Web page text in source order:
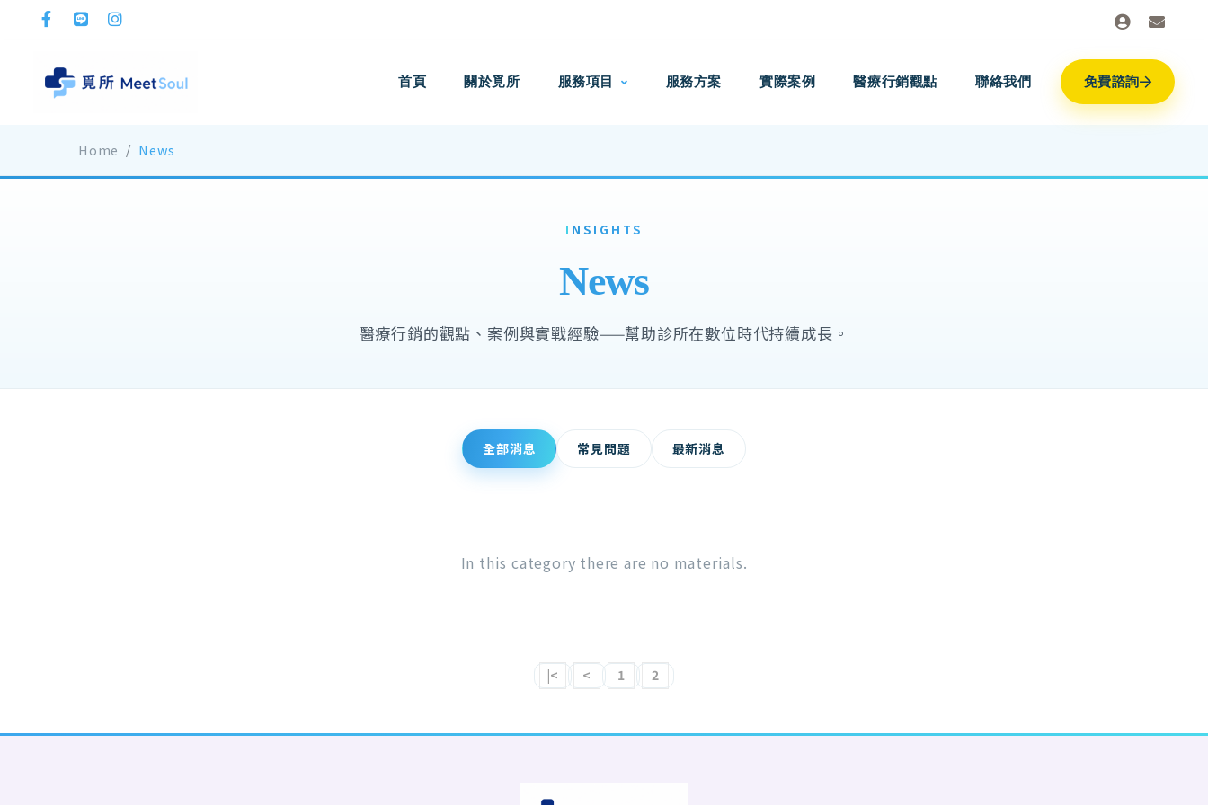
首頁 關於覓所 服務項目 服務方案 實際案例 醫療行銷觀點 聯絡我們 免費諮詢
Home News
INSIGHTS
News
醫療行銷的觀點、案例與實戰經驗——幫助診所在數位時代持續成長。
全部消息 常見問題 最新消息
In this category there are no materials.
|< < 1 2